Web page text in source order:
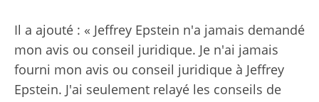
Il a ajouté : « Jeffrey Epstein n'a jamais demandé
mon avis ou conseil juridique. Je n'ai jamais
fourni mon avis ou conseil juridique à Jeffrey
Epstein. J'ai seulement relayé les conseils de